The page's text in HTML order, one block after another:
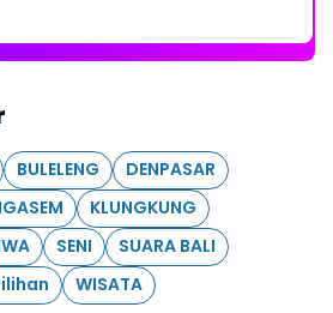
BULELENG
DENPASAR
KLUNGKUNG
SENI
SUARA BALI
WISATA